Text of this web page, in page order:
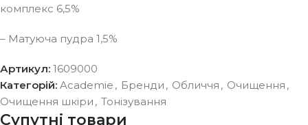
комплекс 6,5%
– Матуюча пудра 1,5%
Артикул: 1609000
Категорій: Academie , Бренди , Обличчя , Очищення ,
Очищення шкіри , Тонізування
Супутні товари